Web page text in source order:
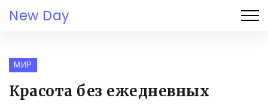
New Day
МИР
Красота без ежедневных